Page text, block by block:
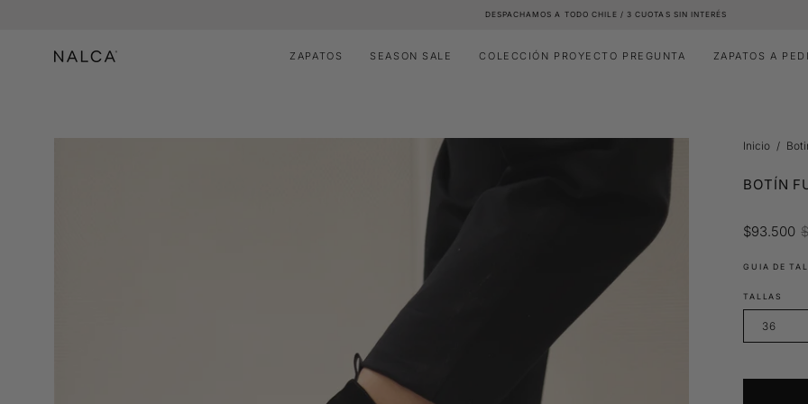
contenido
DESPACHAMOS A TODO CHILE / 3 CUOTAS SIN INTERÉS
ZAPATOS SEASON SALE COLECCIÓN PROYECTO PREGUNTA ZAPATOS A
Inicio /
BOTÍN
$93.500
GUIA DE
TALLAS
36